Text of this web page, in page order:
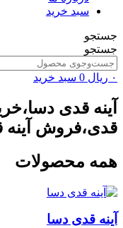
سبد خرید
جستجو
جستجو
۰ ریال 0 سبد خرید
آینه قدی
قدی،فروش آینه
همه محصولات
آینه قدی دسا